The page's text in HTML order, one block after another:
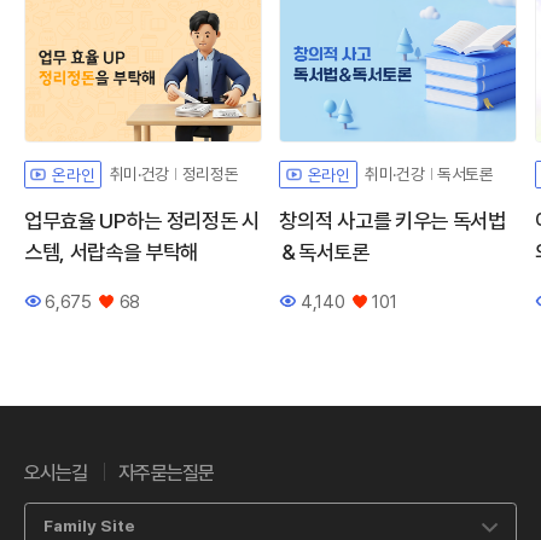
온라인 취미·건강 정리정돈
업무효율 UP하는 정리정돈 시
스템, 서랍속을 부탁해
조회수
6,675
좋아요
68
온라인 취미·건강 독서토론
창의적 사고를 키우는 독서법
＆독서토론
조회수
4,140
좋아요
101
오시는길 자주묻는질문
Family Site